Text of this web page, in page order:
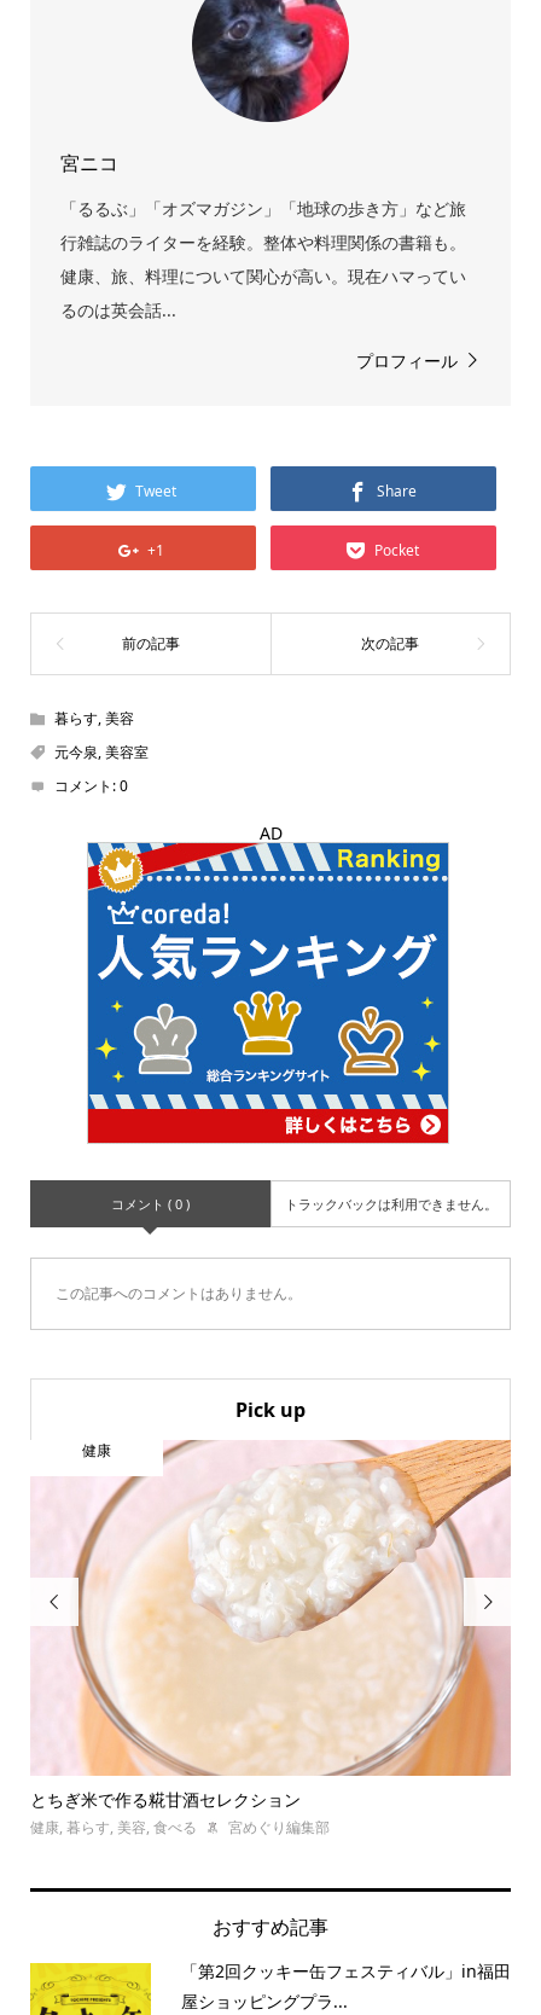
宮ニコ
「るるぶ」「オズマガジン」「地球の歩き方」など旅
行雑誌のライターを経験。整体や料理関係の書籍も。
健康、旅、料理について関心が高い。現在ハマってい
るのは英会話...
プロフィール
Tweet Share
+1 Pocket
暮らす,美容
元今泉,美容室
コメント:0
AD
コメント ( 0 ) トラックバックは利用できません。
この記事へのコメントはありません。
Pick up

とちぎ米で作る糀甘酒セレクション
健康, 暮らす, 美容, 食べる 宮めぐり編集部
健康

おすすめ記事
「第2回クッキー缶フェスティバル」in福田
屋ショッピングプラ...